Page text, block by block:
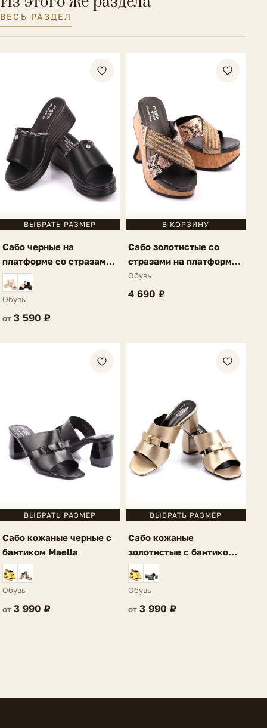
ВЕСЬ РАЗДЕЛ
ВЫБРАТЬ РАЗМЕР
Сабо черные на
платформе со стразами
Maella
Обувь
от 3 590 ₽
В КОРЗИНУ
Сабо золотистые со
стразами на платформе
Maella
Обувь
4 690 ₽
ВЫБРАТЬ РАЗМЕР
Сабо кожаные черные с
бантиком Maella
Обувь
от 3 990 ₽
ВЫБРАТЬ РАЗМЕР
Сабо кожаные
золотистые с бантиком
Maella
Обувь
от3 990 ₽